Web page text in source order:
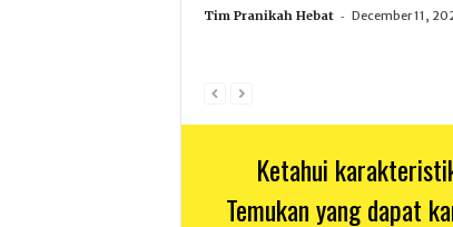
Tim Pranikah Hebat - December 11,
Ketahui
Temukan yang dapat